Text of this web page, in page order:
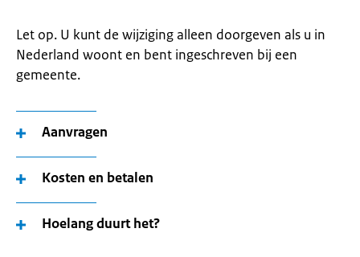
Let op. U kunt de wijziging alleen doorgeven als u in
Nederland woont en bent ingeschreven bij een
gemeente.
Aanvragen
Kosten en betalen
Hoelang duurt het?